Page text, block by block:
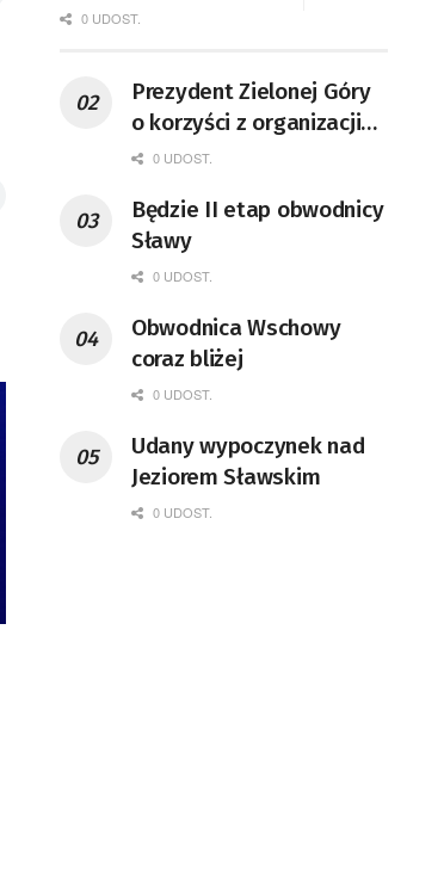
0 UDOST.
Prezydent Zielonej Góry
o korzyści z organizacji
mety Tour de Pologne
0 UDOST.
Będzie II etap obwodnicy
Sławy
0 UDOST.
Obwodnica Wschowy
coraz bliżej
0 UDOST.
Udany wypoczynek nad
Jeziorem Sławskim
0 UDOST.